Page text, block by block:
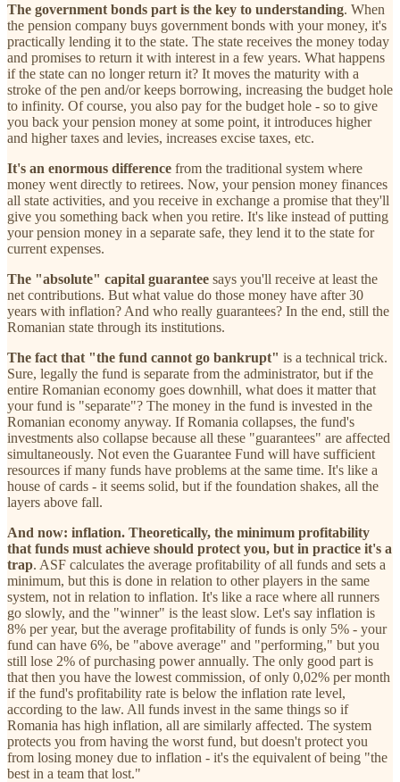
The government bonds part is the key to understanding. When
the pension company buys government bonds with your money, it's
practically lending it to the state. The state receives the money today
and promises to return it with interest in a few years. What happens
if the state can no longer return it? It moves the maturity with a
stroke of the pen and/or keeps borrowing, increasing the budget hole
to infinity. Of course, you also pay for the budget hole - so to give
you back your pension money at some point, it introduces higher
and higher taxes and levies, increases excise taxes, etc.
It's an enormous difference from the traditional system where
money went directly to retirees. Now, your pension money finances
all state activities, and you receive in exchange a promise that they'll
give you something back when you retire. It's like instead of putting
your pension money in a separate safe, they lend it to the state for
current expenses.
The "absolute" capital guarantee says you'll receive at least the
net contributions. But what value do those money have after 30
years with inflation? And who really guarantees? In the end, still the
Romanian state through its institutions.
The fact that "the fund cannot go bankrupt" is a technical trick.
Sure, legally the fund is separate from the administrator, but if the
entire Romanian economy goes downhill, what does it matter that
your fund is "separate"? The money in the fund is invested in the
Romanian economy anyway. If Romania collapses, the fund's
investments also collapse because all these "guarantees" are affected
simultaneously. Not even the Guarantee Fund will have sufficient
resources if many funds have problems at the same time. It's like a
house of cards - it seems solid, but if the foundation shakes, all the
layers above fall.
And now: inflation. Theoretically, the minimum profitability
that funds must achieve should protect you, but in practice it's a
trap. ASF calculates the average profitability of all funds and sets a
minimum, but this is done in relation to other players in the same
system, not in relation to inflation. It's like a race where all runners
go slowly, and the "winner" is the least slow. Let's say inflation is
8% per year, but the average profitability of funds is only 5% - your
fund can have 6%, be "above average" and "performing," but you
still lose 2% of purchasing power annually. The only good part is
that then you have the lowest commission, of only 0,02% per month
if the fund's profitability rate is below the inflation rate level,
according to the law. All funds invest in the same things so if
Romania has high inflation, all are similarly affected. The system
protects you from having the worst fund, but doesn't protect you
from losing money due to inflation - it's the equivalent of being "the
best in a team that lost."